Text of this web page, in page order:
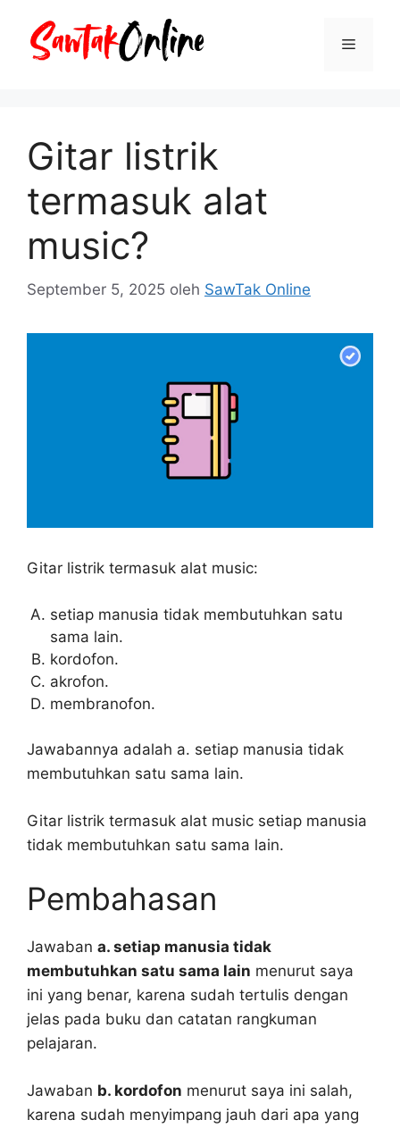
Menu
Gitar listrik
termasuk alat
music?
September 5, 2025 oleh SawTak Online
Gitar listrik termasuk alat music:
setiap manusia tidak membutuhkan satu
sama lain.
kordofon.
akrofon.
membranofon.
Jawabannya adalah a. setiap manusia tidak
membutuhkan satu sama lain.
Gitar listrik termasuk alat music setiap manusia
tidak membutuhkan satu sama lain.
Pembahasan
Jawaban a. setiap manusia tidak
membutuhkan satu sama lain menurut saya
ini yang benar, karena sudah tertulis dengan
jelas pada buku dan catatan rangkuman
pelajaran.
Jawaban b. kordofon menurut saya ini salah,
karena sudah menyimpang jauh dari apa yang